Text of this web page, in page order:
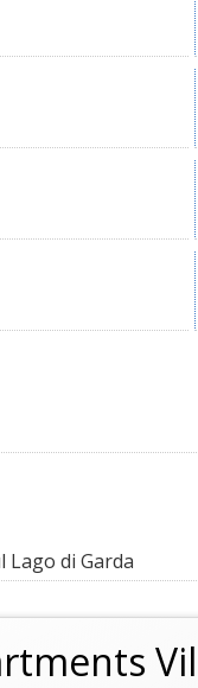
Lago di Garda